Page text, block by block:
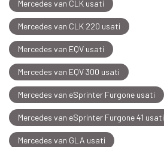
Mercedes van CLK usati
Mercedes van CLK 220 usati
Mercedes van EQV usati
Mercedes van EQV 300 usati
Mercedes van eSprinter Furgone usati
Mercedes van eSprinter Furgone 41 usati
Mercedes van GLA usati